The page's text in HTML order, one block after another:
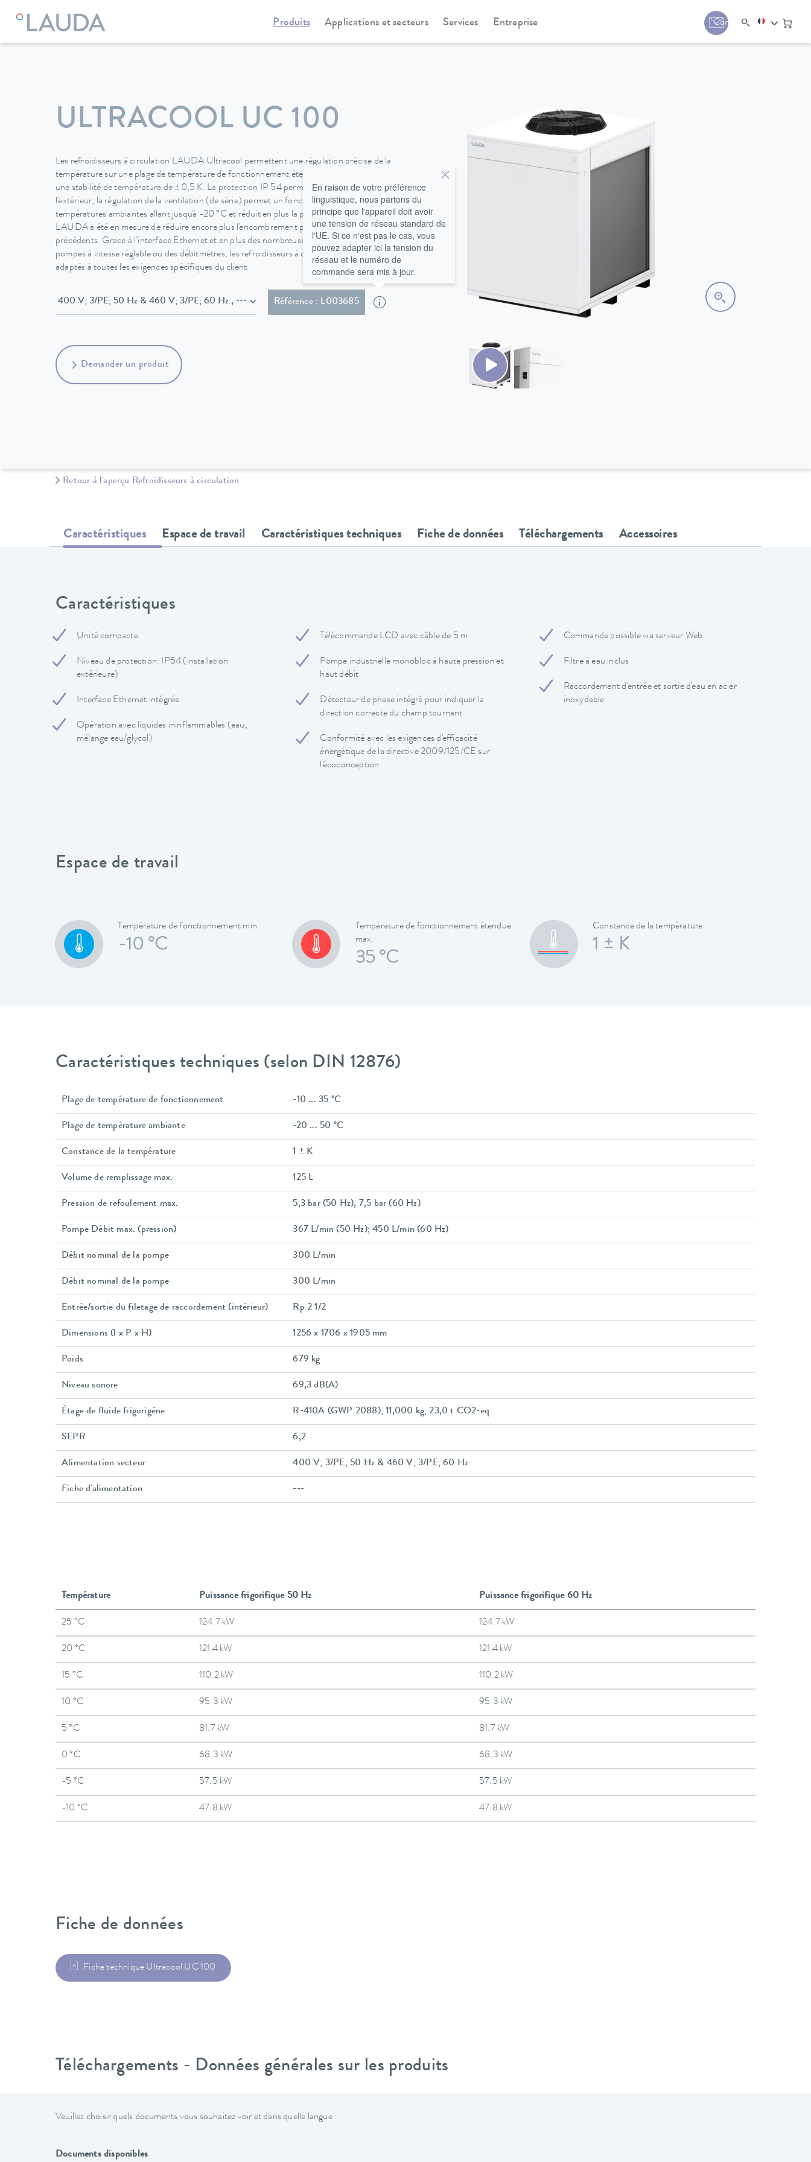
Produits Applications et secteurs Services Entreprise Contact
LAUDA Appareils de thermorégulation Refroidisseurs à circulation Refroidisseurs à circulation Ultracool New Generation
ULTRACOOL UC 100
Les refroidisseurs à circulation LAUDA Ultracool permettent une régulation précise de la
température sur une plage de température de fonctionnement étendue de -10 à 35 °C et
une stabilité de température de ±0,5 K. La protection IP 54 permet une installation à
l'extérieur, la régulation de la ventilation (de série) permet un fonctionnement à des
températures ambiantes allant jusqu'à -20 °C et réduit en plus la pollution sonore.
LAUDA a été en mesure de réduire encore plus l'encombrement par rapport aux modèles
précédents. Grace à l’interface Ethernet et en plus des nombreuses options tels des
pompes à vitesse réglable ou des débitmètres, les refroidisseurs à circulation peuvent être
adaptés à toutes les exigences spécifiques du client.
400 V; 3/PE; 50 Hz & 460 V; 3/PE; 60 Hz , --- Référence : L003685
En raison de votre préférence
linguistique, nous partons du
principe que l'appareil doit avoir
une tension de réseau standard de
l'UE. Si ce n'est pas le cas, vous
pouvez adapter ici la tension du
réseau et le numéro de
commande sera mis à jour.
Demander un produit
Retour à l'aperçu Refroidisseurs à circulation
Caractéristiques Espace de travail Caractéristiques techniques Fiche de données Téléchargements Accessoires
Caractéristiques
Unité compacte
Niveau de protection: IP54 (installation
extérieure)
Interface Ethernet intégrée
Opération avec liquides ininflammables (eau,
mélange eau/glycol)
Télécommande LCD avec câble de 5 m
Pompe industrielle monobloc à haute pression et
haut débit
Détecteur de phase intégré pour indiquer la
direction correcte du champ tournant
Conformité avec les exigences d'efficacité
énergétique de la directive 2009/125/CE sur
l'écoconception
Commande possible via serveur Web
Filtre à eau inclus
Raccordement d'entrée et sortie d'eau en acier
inoxydable
Espace de travail
Température de fonctionnement min.
-10 °C
Température de fonctionnement étendue
max.
35 °C
Constance de la température
1 ± K
Caractéristiques techniques (selon DIN 12876)
Plage de température de fonctionnement -10 ... 35 °C
Plage de température ambiante -20 ... 50 °C
Constance de la température 1 ± K
Volume de remplissage max. 125 L
Pression de refoulement max. 5,3 bar (50 Hz), 7,5 bar (60 Hz)
Pompe Débit max. (pression) 367 L/min (50 Hz); 450 L/min (60 Hz)
Débit nominal de la pompe 300 L/min
Débit nominal de la pompe 300 L/min
Entrée/sortie du filetage de raccordement (intérieur) Rp 2 1/2
Dimensions (l x P x H) 1256 x 1706 x 1905 mm
Poids 679 kg
Niveau sonore 69,3 dB(A)
Étage de fluide frigorigène R-410A (GWP 2088); 11,000 kg; 23,0 t CO2-eq
SEPR 6,2
Alimentation secteur 400 V; 3/PE; 50 Hz & 460 V; 3/PE; 60 Hz
Fiche d'alimentation ---
Température Puissance frigorifique 50 Hz Puissance frigorifique 60 Hz
25 °C 124.7 kW 124.7 kW
20 °C 121.4 kW 121.4 kW
15 °C 110.2 kW 110.2 kW
10 °C 95.3 kW 95.3 kW
5 °C 81.7 kW 81.7 kW
0 °C 68.3 kW 68.3 kW
-5 °C 57.5 kW 57.5 kW
-10 °C 47.8 kW 47.8 kW
Fiche de données
Fiche technique Ultracool UC 100
Téléchargements - Données générales sur les produits
Veuillez choisir quels documents vous souhaitez voir et dans quelle langue :
Documents disponibles